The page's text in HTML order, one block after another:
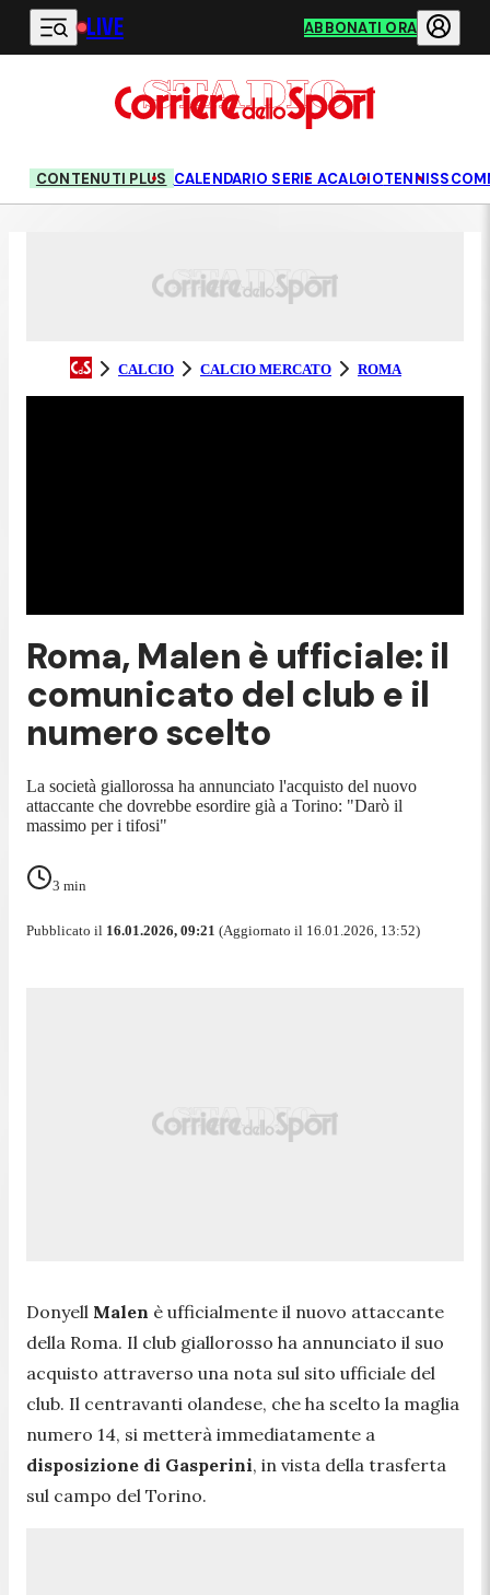
Vai al contenuto principale
LIVE ABBONATI ORA
CONTENUTI PLUS CALENDARIO SERIE ACALCIOTENNIS
CALCIO CALCIO MERCATO ROMA
Roma, Malen è ufficiale: il
comunicato del club e il
numero scelto
La società giallorossa ha annunciato l'acquisto del nuovo
attaccante che dovrebbe esordire già a Torino: "Darò il
massimo per i tifosi"
3 min
Pubblicato il 16.01.2026, 09:21 (Aggiornato il 16.01.2026, 13:52)
Donyell Malen è ufficialmente il nuovo attaccante
della Roma. Il club giallorosso ha annunciato il suo
acquisto attraverso una nota sul sito ufficiale del
club. Il centravanti olandese, che ha scelto la maglia
numero 14, si metterà immediatamente a
disposizione di Gasperini, in vista della trasferta
sul campo del Torino.